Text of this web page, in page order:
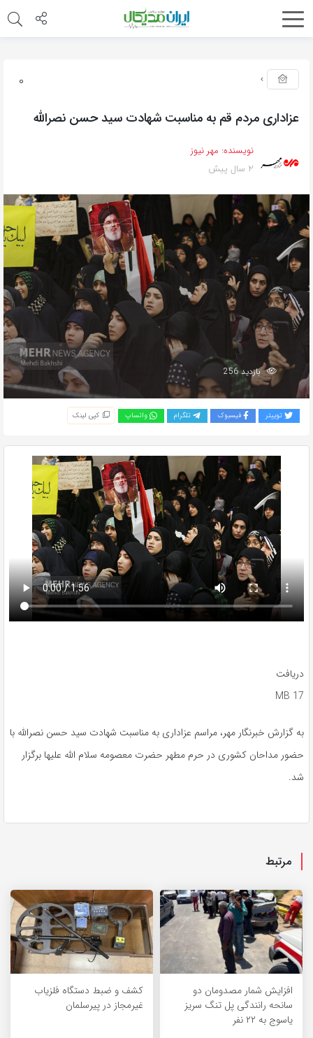
0
عزاداری مردم قم به مناسبت شهادت سید حسن نصرالله
نویسنده: مهر نیوز
2 سال پیش
بازدید 256
توییتر فیسبوک تلگرام واتساپ کپی لینک
دریافت
17 MB
به گزارش خبرنگار مهر، مراسم عزاداری به مناسبت شهادت سید حسن نصرالله با
حضور مداحان کشوری در حرم مطهر حضرت معصومه سلام الله علیها برگزار
شد.
مرتبط
افزایش شمار مصدومان دو
سانحه رانندگی پل تنگ سریز
یاسوج به ۲۲ نفر
کشف و ضبط دستگاه فلزیاب
غیرمجاز در پیرسلمان